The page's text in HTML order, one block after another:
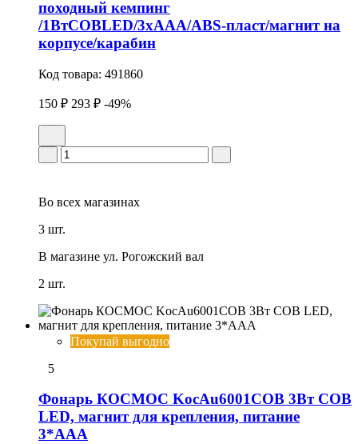
походный кемпинг
/1ВтCOBLED/3xAAA/ABS-пласт/магнит на
корпусе/карабин
Код товара: 491860
150 ₽ 293 ₽ -49%
Во всех магазинах
3 шт.
В магазине ул. Рогожский вал
2 шт.
Покупай выгодно
5
Фонарь КОСМОС KocAu6001COB 3Вт COB
LED, магнит для крепления, питание
3*AAA